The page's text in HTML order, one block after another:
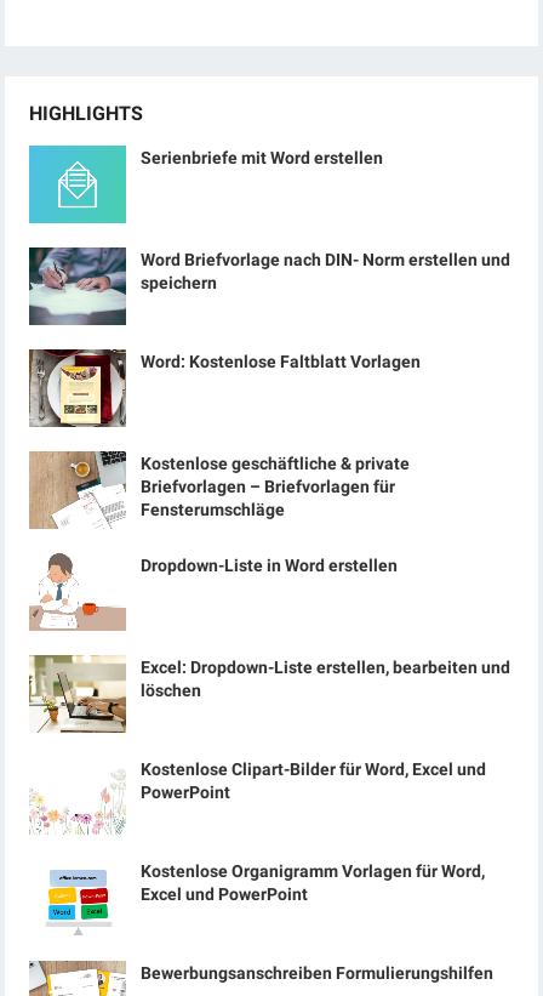
HIGHLIGHTS
Serienbriefe mit Word erstellen
Word Briefvorlage nach DIN- Norm erstellen und
speichern
Word: Kostenlose Faltblatt Vorlagen
Kostenlose geschäftliche & private
Briefvorlagen – Briefvorlagen für
Fensterumschläge
Dropdown-Liste in Word erstellen
Excel: Dropdown-Liste erstellen, bearbeiten und
löschen
Kostenlose Clipart-Bilder für Word, Excel und
PowerPoint
Kostenlose Organigramm Vorlagen für Word,
Excel und PowerPoint
Bewerbungsanschreiben Formulierungshilfen